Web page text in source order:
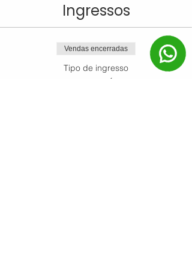
Ingressos
Vendas encerradas
Tipo de ingresso